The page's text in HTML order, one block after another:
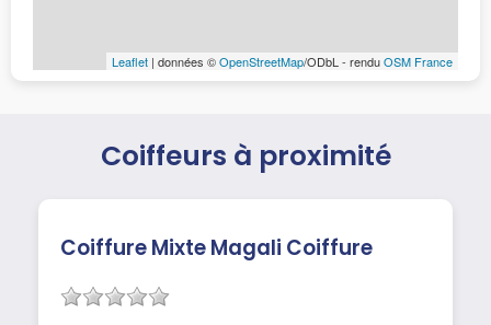
Leaflet | données ©OpenStreetMap/ODbL - renduOSM France
Coiffeurs à proximité
Coiffure Mixte Magali Coiffure